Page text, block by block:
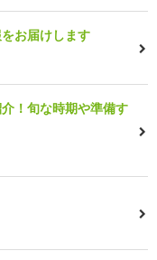
お届けします
！旬な時期や準備す